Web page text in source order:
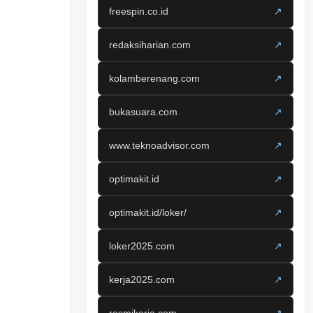
freespin.co.id ↗
redaksiharian.com ↗
kolamberenang.com ↗
bukasuara.com ↗
www.teknoadvisor.com ↗
optimakit.id ↗
optimakit.id/loker/ ↗
loker2025.com ↗
kerja2025.com ↗